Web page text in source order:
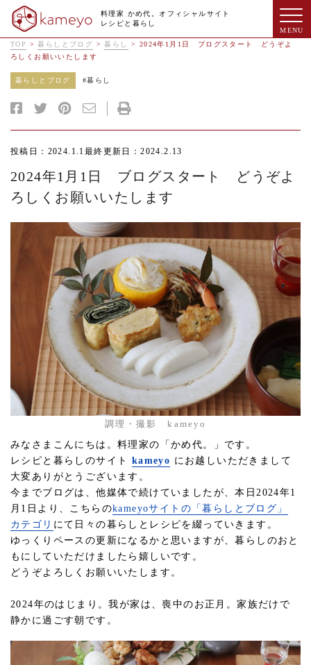
料理家 かめ代。オフィシャルサイト
レシピと暮らし
TOP > 暮らしとブログ > 暮らし > 2024年1月1日 ブログスタート どうぞよ
ろしくお願いいたします
暮らしとブログ #暮らし
投稿日：2024.1.1最終更新日：2024.2.13
2024年1月1日 ブログスタート どうぞよ
ろしくお願いいたします
調理・撮影 kameyo
みなさまこんにちは。料理家の「かめ代。」です。
レシピと暮らしのサイト kameyo にお越しいただきまして
大変ありがとうございます。
今までブログは、他媒体で続けていましたが、本日2024年1
月1日より、こちらのkameyoサイトの「暮らしとブログ」
カテゴリ にて日々の暮らしとレシピを綴っていきます。
ゆっくりペースの更新になるかと思いますが、暮らしのおと
もにしていただけましたら嬉しいです。
どうぞよろしくお願いいたします。
2024年のはじまり。我が家は、喪中のお正月。家族だけで
静かに過ごす朝です。